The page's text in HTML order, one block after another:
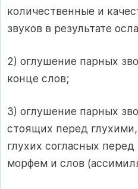
количественные и
звуков в результате
2) оглушение парных
конце слов;
3) оглушение парных
стоящих перед
глухих согласных
морфем и слов